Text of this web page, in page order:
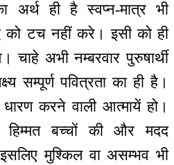
अर्थ ही है स्वप्न-मात्र भी
को टच नहीं करे। इसी को ही
चाहे अभी नम्बरवार पुरुषार्थी
सम्पूर्ण पवित्रता का ही है।
करने वाली आत्मायें हो।
बच्चों की और मदद
मुश्किल वा असम्भव भी